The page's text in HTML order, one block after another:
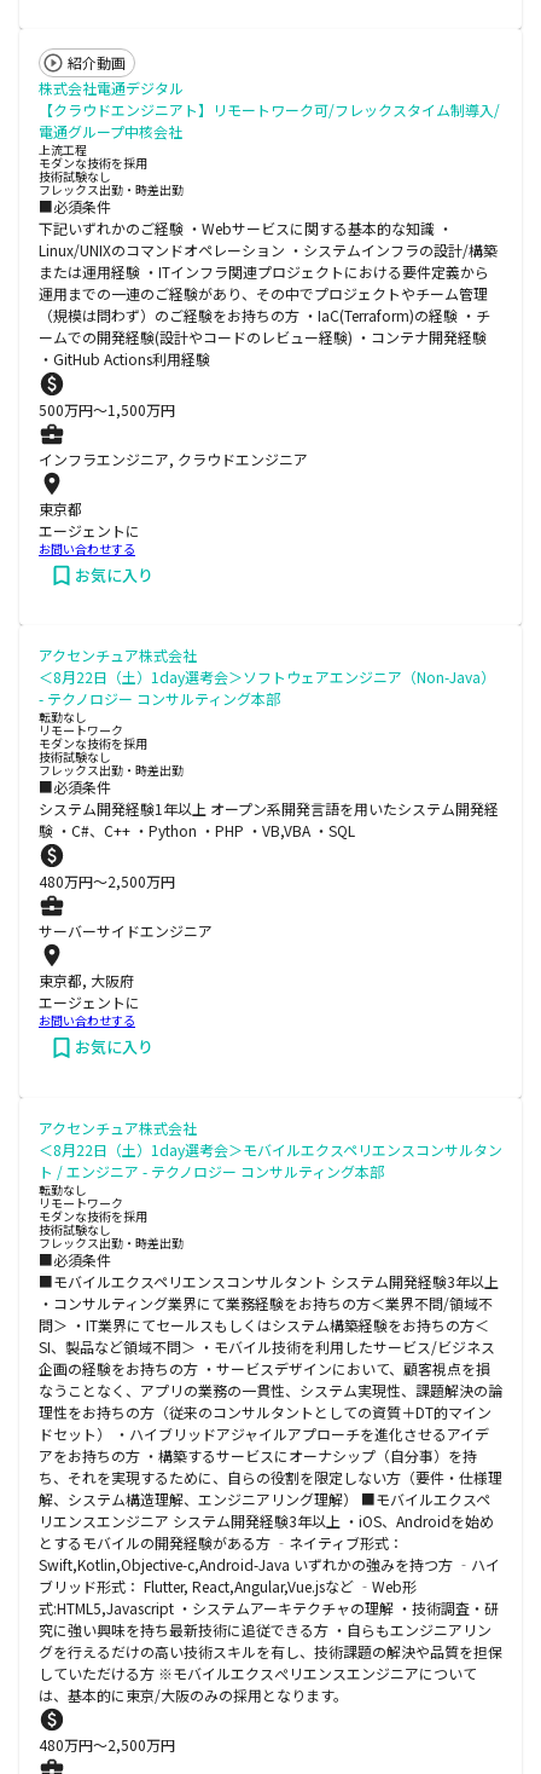
紹介動画
株式会社電通デジタル
【クラウドエンジニアト】リモートワーク可/フレックスタイム制導入/
電通グループ中核会社
上流工程
モダンな技術を採用
技術試験なし
フレックス出勤・時差出勤
■必須条件
下記いずれかのご経験 ・Webサービスに関する基本的な知識 ・
Linux/UNIXのコマンドオペレーション ・システムインフラの設計/構築
または運用経験 ・ITインフラ関連プロジェクトにおける要件定義から
運用までの一連のご経験があり、その中でプロジェクトやチーム管理
（規模は問わず）のご経験をお持ちの方 ・IaC(Terraform)の経験 ・チ
ームでの開発経験(設計やコードのレビュー経験) ・コンテナ開発経験
・GitHub Actions利用経験
500万円〜1,500万円
インフラエンジニア, クラウドエンジニア
東京都
エージェントに
お問い合わせする
お気に入り
アクセンチュア株式会社
＜8月22日（土）1day選考会＞ソフトウェアエンジニア（Non-Java）
- テクノロジー コンサルティング本部
転勤なし
リモートワーク
モダンな技術を採用
技術試験なし
フレックス出勤・時差出勤
■必須条件
システム開発経験1年以上 オープン系開発言語を用いたシステム開発経
験 ・C#、C++ ・Python ・PHP ・VB,VBA ・SQL
480万円〜2,500万円
サーバーサイドエンジニア
東京都, 大阪府
エージェントに
お問い合わせする
お気に入り
アクセンチュア株式会社
＜8月22日（土）1day選考会＞モバイルエクスペリエンスコンサルタン
ト / エンジニア - テクノロジー コンサルティング本部
転勤なし
リモートワーク
モダンな技術を採用
技術試験なし
フレックス出勤・時差出勤
■必須条件
■モバイルエクスペリエンスコンサルタント システム開発経験3年以上
・コンサルティング業界にて業務経験をお持ちの方＜業界不問/領域不
問＞ ・IT業界にてセールスもしくはシステム構築経験をお持ちの方＜
SI、製品など領域不問＞ ・モバイル技術を利用したサービス/ビジネス
企画の経験をお持ちの方 ・サービスデザインにおいて、顧客視点を損
なうことなく、アプリの業務の一貫性、システム実現性、課題解決の論
理性をお持ちの方（従来のコンサルタントとしての資質＋DT的マイン
ドセット） ・ハイブリッドアジャイルアプローチを進化させるアイデ
アをお持ちの方 ・構築するサービスにオーナシップ（自分事）を持
ち、それを実現するために、自らの役割を限定しない方（要件・仕様理
解、システム構造理解、エンジニアリング理解） ■モバイルエクスペ
リエンスエンジニア システム開発経験3年以上 ・iOS、Androidを始め
とするモバイルの開発経験がある方 ‐ネイティブ形式：
Swift,Kotlin,Objective-c,Android-Java いずれかの強みを持つ方 ‐ハイ
ブリッド形式： Flutter, React,Angular,Vue.jsなど ‐Web形
式:HTML5,Javascript ・システムアーキテクチャの理解 ・技術調査・研
究に強い興味を持ち最新技術に追従できる方 ・自らもエンジニアリン
グを行えるだけの高い技術スキルを有し、技術課題の解決や品質を担保
していただける方 ※モバイルエクスぺリエンスエンジニアについて
は、基本的に東京/大阪のみの採用となります。
480万円〜2,500万円